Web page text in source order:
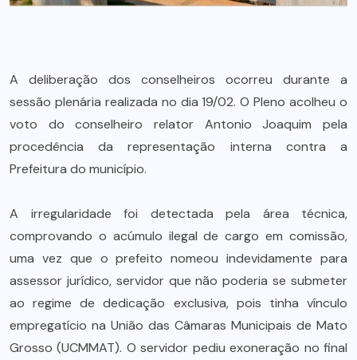
A deliberação dos conselheiros ocorreu durante a
sessão plenária realizada no dia 19/02. O Pleno acolheu o
voto do conselheiro relator Antonio Joaquim pela
procedência da representação interna contra a
Prefeitura do município.
A irregularidade foi detectada pela área técnica,
comprovando o acúmulo ilegal de cargo em comissão,
uma vez que o prefeito nomeou indevidamente para
assessor jurídico, servidor que não poderia se submeter
ao regime de dedicação exclusiva, pois tinha vínculo
empregatício na União das Câmaras Municipais de Mato
Grosso (UCMMAT). O servidor pediu exoneração no final